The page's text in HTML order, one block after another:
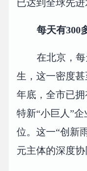
已达到全球先进
每天有300
在北京，
生，这一密度
年底，全市已
特新“小巨人”
位。这一“创新
元主体的深度协